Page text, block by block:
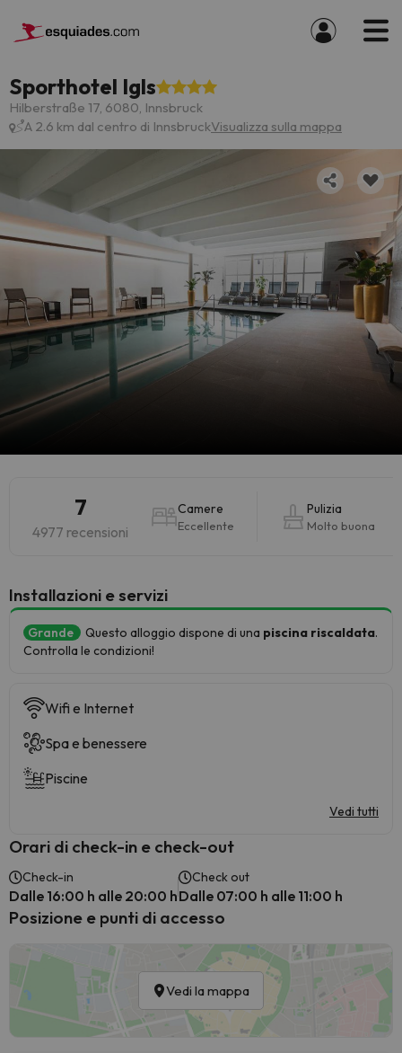
Sporthotel Igls
Hilberstraße 17, 6080, Innsbruck
A 2.6 km dal centro di InnsbruckVisualizza sulla mappa
7
4977 recensioni
Camere
Eccellente
Pulizia
Molto buona
Installazioni e servizi
Grande Questo alloggio dispone di una piscina riscaldata.
Controlla le condizioni!
Wifi e Internet
Spa e benessere
Piscine
Vedi tutti
Orari di check-in e check-out
Check-in
Dalle 16:00 h alle 20:00 h
Check out
Dalle 07:00 h alle 11:00 h
Posizione e punti di accesso
Vedi la mappa